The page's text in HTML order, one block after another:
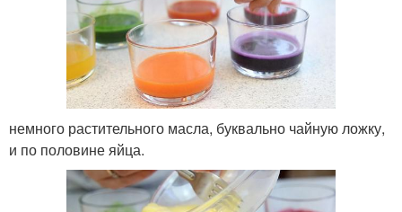
немного растительного масла, буквально чайную ложку,
и по половине яйца.